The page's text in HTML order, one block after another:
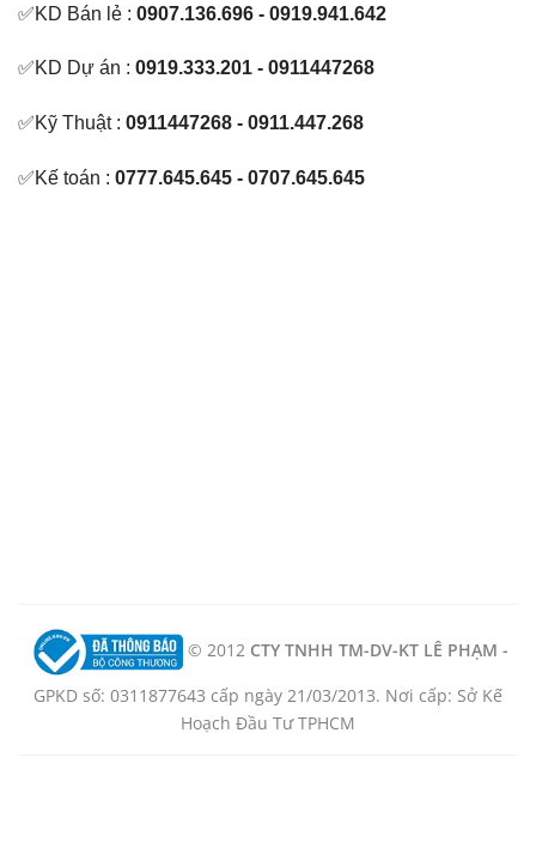
✅KD Bán lẻ : 0907.136.696 - 0919.941.642
✅KD Dự án : 0919.333.201 - 0911447268
✅Kỹ Thuật : 0911447268 - 0911.447.268
✅Kế toán : 0777.645.645 - 0707.645.645
© 2012 CTY TNHH TM-DV-KT LÊ PHẠM -
GPKD số: 0311877643 cấp ngày 21/03/2013. Nơi cấp: Sở Kế
Hoạch Đầu Tư TPHCM